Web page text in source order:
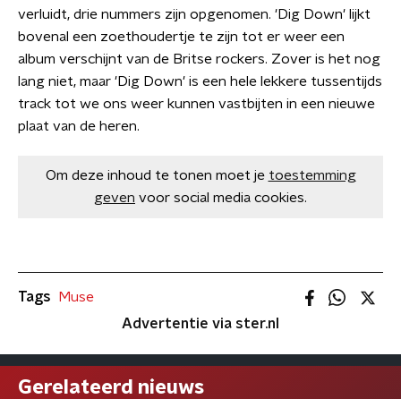
verluidt, drie nummers zijn opgenomen. 'Dig Down' lijkt
bovenal een zoethoudertje te zijn tot er weer een
album verschijnt van de Britse rockers. Zover is het nog
lang niet, maar 'Dig Down' is een hele lekkere tussentijds
track tot we ons weer kunnen vastbijten in een nieuwe
plaat van de heren.
Om deze inhoud te tonen moet je toestemming
geven voor social media cookies.
Tags
Muse
Advertentie via ster.nl
Gerelateerd nieuws